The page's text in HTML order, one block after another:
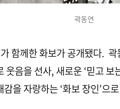
곽동연
함께한 화보가 공개됐다.
음을 선사, 새로운 ‘믿고 보
을 자랑하는 ‘화보 장인’으